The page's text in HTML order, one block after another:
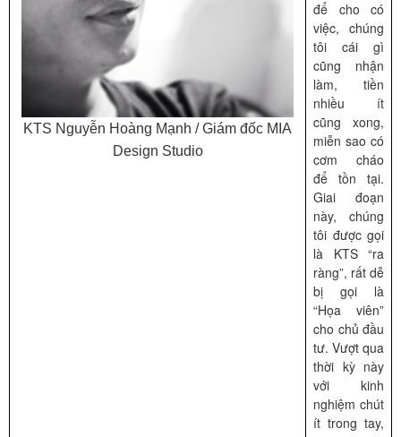
KTS Nguyễn Hoàng Mạnh / Giám đốc MIA
Design Studio
để cho có
việc, chúng
tôi cái gì
cũng nhận
làm, tiền
nhiều ít
cũng xong,
miễn sao có
cơm cháo
để tồn tại.
Giai đoạn
này, chúng
tôi được gọi
là KTS “ra
ràng”, rất dễ
bị gọi là
“Họa viên”
cho chủ đầu
tư. Vượt qua
thời kỳ này
với kinh
nghiệm chút
ít trong tay,